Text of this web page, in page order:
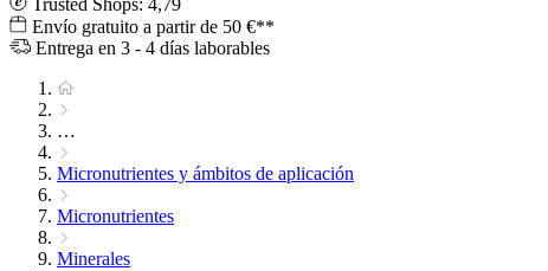
Trusted Shops: 4,79
Envío gratuito a partir de 50 €**
Entrega en 3 - 4 días laborables
…
Micronutrientes y ámbitos de aplicación
Micronutrientes
Minerales